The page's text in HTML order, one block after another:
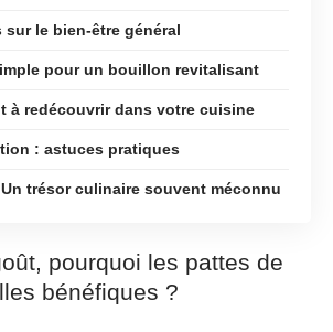
sur le bien-être général
pour un bouillon revitalisant
à redécouvrir dans votre cuisine
: astuces pratiques
trésor culinaire souvent méconnu
pourquoi les pattes de
bénéfiques ?